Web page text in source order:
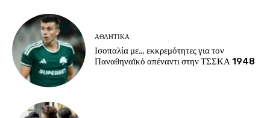
ΑΘΛΗΤΙΚΑ
Ισοπαλία με… εκκρεμότητες για τον
Παναθηναϊκό απέναντι στην ΤΣΣΚΑ 1948